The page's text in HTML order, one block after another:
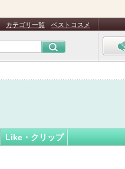
カテゴリ一覧 ベストコスメ
Like・クリップ